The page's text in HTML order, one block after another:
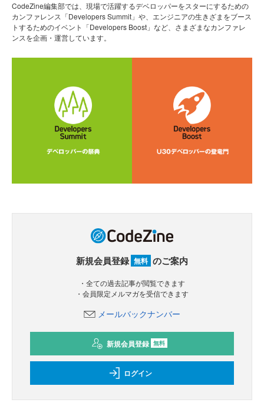
CodeZine編集部では、現場で活躍するデベロッパーをスターにするための
カンファレンス「Developers Summit」や、エンジニアの生きざまをブース
トするためのイベント「Developers Boost」など、さまざまなカンファレ
ンスを企画・運営しています。
新規会員登録 無料 のご案内
・全ての過去記事が閲覧できます
・会員限定メルマガを受信できます
メールバックナンバー
新規会員登録 無料
ログイン